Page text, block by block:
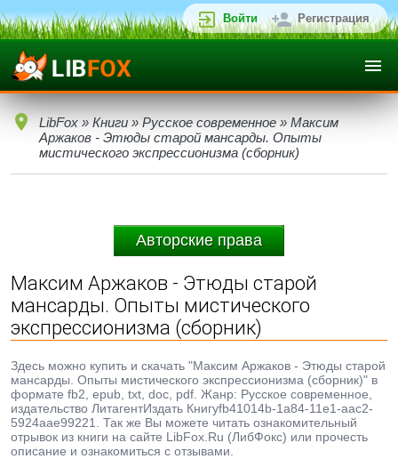
Войти Регистрация
LibFox » Книги » Русское современное » Максим
Аржаков - Этюды старой мансарды. Опыты
мистического экспрессионизма (сборник)
Авторские права
Максим Аржаков - Этюды старой
мансарды. Опыты мистического
экспрессионизма (сборник)
Здесь можно купить и скачать "Максим Аржаков - Этюды старой
мансарды. Опыты мистического экспрессионизма (сборник)" в
формате fb2, epub, txt, doc, pdf. Жанр: Русское современное,
издательство ЛитагентИздать Книгуfb41014b-1a84-11e1-aac2-
5924aae99221. Так же Вы можете читать ознакомительный
отрывок из книги на сайте LibFox.Ru (ЛибФокс) или прочесть
описание и ознакомиться с отзывами.